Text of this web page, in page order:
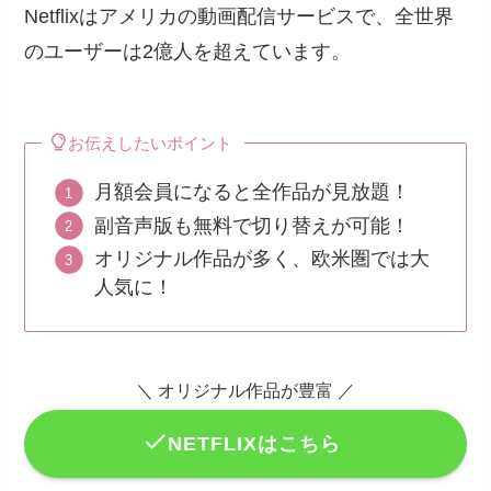
Netflixはアメリカの動画配信サービスで、全世界
のユーザーは2億人を超えています。
お伝えしたいポイント
月額会員になると全作品が見放題！
副音声版も無料で切り替えが可能！
オリジナル作品が多く、欧米圏では大
人気に！
＼ オリジナル作品が豊富 ／
NETFLIXはこちら